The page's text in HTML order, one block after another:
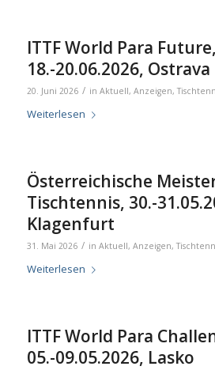
ITTF World Para Future,
18.-20.06.2026, Ostrava
20. Juni 2026 / in Aktuell, Anzeigen,
Weiterlesen
Österreichische
Tischtennis, 30.-
Klagenfurt
31. Mai 2026 / in Aktuell, Anzeigen,
Weiterlesen
ITTF World Para
05.-09.05.2026, Lasko